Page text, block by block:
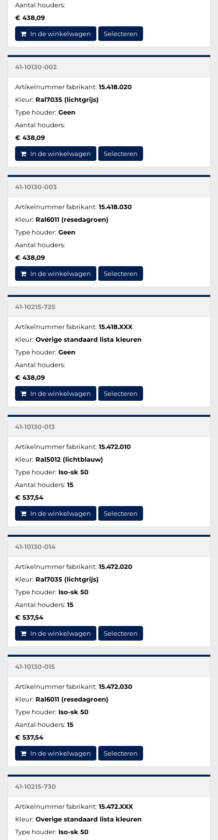
Aantal houders:
€ 438,09
In de winkelwagen Selecteren
41-10130-002
Artikelnummer fabrikant: 15.418.020
Kleur: Ral7035 (lichtgrijs)
Type houder: Geen
Aantal houders:
€ 438,09
In de winkelwagen Selecteren
41-10130-003
Artikelnummer fabrikant: 15.418.030
Kleur: Ral6011 (resedagroen)
Type houder: Geen
Aantal houders:
€ 438,09
In de winkelwagen Selecteren
41-10215-725
Artikelnummer fabrikant: 15.418.XXX
Kleur: Overige standaard lista kleuren
Type houder: Geen
Aantal houders:
€ 438,09
In de winkelwagen Selecteren
41-10130-013
Artikelnummer fabrikant: 15.472.010
Kleur: Ral5012 (lichtblauw)
Type houder: Iso-sk 50
Aantal houders: 15
€ 537,54
In de winkelwagen Selecteren
41-10130-014
Artikelnummer fabrikant: 15.472.020
Kleur: Ral7035 (lichtgrijs)
Type houder: Iso-sk 50
Aantal houders: 15
€ 537,54
In de winkelwagen Selecteren
41-10130-015
Artikelnummer fabrikant: 15.472.030
Kleur: Ral6011 (resedagroen)
Type houder: Iso-sk 50
Aantal houders: 15
€ 537,54
In de winkelwagen Selecteren
41-10215-730
Artikelnummer fabrikant: 15.472.XXX
Kleur: Overige standaard lista kleuren
Type houder: Iso-sk 50